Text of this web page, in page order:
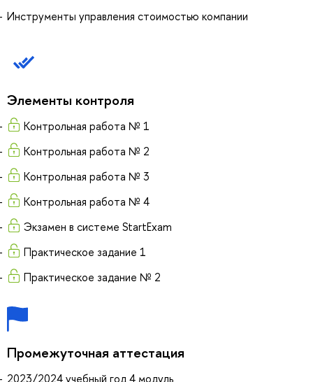
Инструменты управления стоимостью компании
Элементы контроля
Контрольная работа № 1
Контрольная работа № 2
Контрольная работа № 3
Контрольная работа № 4
Экзамен в системе StartExam
Практическое задание 1
Практическое задание № 2
Промежуточная аттестация
2023/2024 учебный год 4 модуль